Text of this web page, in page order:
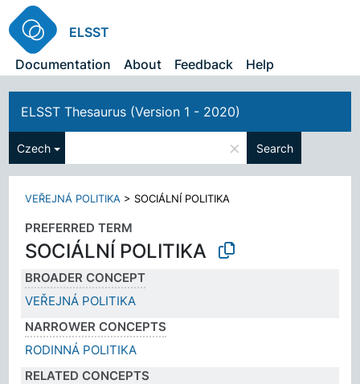
ELSST
Documentation
About Feedback Help
ELSST Thesaurus (Version 1 - 2020)
Czech × Search
VEŘEJNÁ POLITIKA >SOCIÁLNÍ POLITIKA
PREFERRED TERM
SOCIÁLNÍ POLITIKA
BROADER CONCEPT
VEŘEJNÁ POLITIKA
NARROWER CONCEPTS
RODINNÁ POLITIKA
RELATED CONCEPTS